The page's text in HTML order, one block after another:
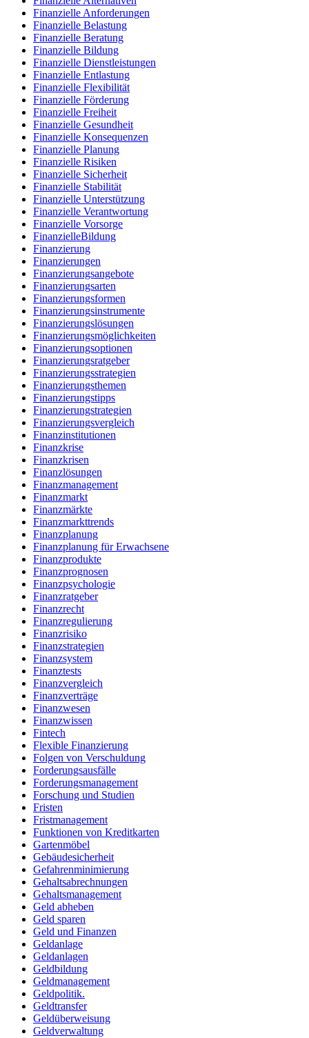
Finanzielle Anforderungen
Finanzielle Belastung
Finanzielle Beratung
Finanzielle Bildung
Finanzielle Dienstleistungen
Finanzielle Entlastung
Finanzielle Flexibilität
Finanzielle Förderung
Finanzielle Freiheit
Finanzielle Gesundheit
Finanzielle Konsequenzen
Finanzielle Planung
Finanzielle Risiken
Finanzielle Sicherheit
Finanzielle Stabilität
Finanzielle Unterstützung
Finanzielle Verantwortung
Finanzielle Vorsorge
FinanzielleBildung
Finanzierung
Finanzierungen
Finanzierungsangebote
Finanzierungsarten
Finanzierungsformen
Finanzierungsinstrumente
Finanzierungslösungen
Finanzierungsmöglichkeiten
Finanzierungsoptionen
Finanzierungsratgeber
Finanzierungsstrategien
Finanzierungsthemen
Finanzierungstipps
Finanzierungstrategien
Finanzierungsvergleich
Finanzinstitutionen
Finanzkrise
Finanzkrisen
Finanzlösungen
Finanzmanagement
Finanzmarkt
Finanzmärkte
Finanzmarkttrends
Finanzplanung
Finanzplanung für Erwachsene
Finanzprodukte
Finanzprognosen
Finanzpsychologie
Finanzratgeber
Finanzrecht
Finanzregulierung
Finanzrisiko
Finanzstrategien
Finanzsystem
Finanztests
Finanzvergleich
Finanzverträge
Finanzwesen
Finanzwissen
Fintech
Flexible Finanzierung
Folgen von Verschuldung
Forderungsausfälle
Forderungsmanagement
Forschung und Studien
Fristen
Fristmanagement
Funktionen von Kreditkarten
Gartenmöbel
Gebäudesicherheit
Gefahrenminimierung
Gehaltsabrechnungen
Gehaltsmanagement
Geld abheben
Geld sparen
Geld und Finanzen
Geldanlage
Geldanlagen
Geldbildung
Geldmanagement
Geldpolitik.
Geldtransfer
Geldüberweisung
Geldverwaltung